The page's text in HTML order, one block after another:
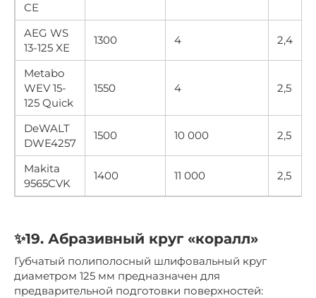
CE
AEG WS
13-125 XE
1300 4 2,4
Metabo
WEV 15-
125 Quick
1550 4 2,5
DeWALT
DWE4257
1500 10 000 2,5
Makita
9565CVK
1400 11 000 2,5
✨19. Абразивный круг «коралл»
Губчатый полиполосный шлифовальный круг
диаметром 125 мм предназначен для
предварительной подготовки поверхностей: